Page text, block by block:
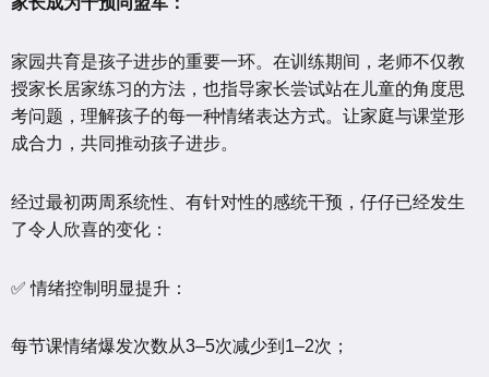
家园共育是孩子进步的重要一环。在训练期间，老师不仅教
授家长居家练习的方法，也指导家长尝试站在儿童的角度思
考问题，理解孩子的每一种情绪表达方式。让家庭与课堂形
成合力，共同推动孩子进步。
经过最初两周系统性、有针对性的感统干预，仔仔已经发生
了令人欣喜的变化：
✅ 情绪控制明显提升：
每节课情绪爆发次数从3–5次减少到1–2次；